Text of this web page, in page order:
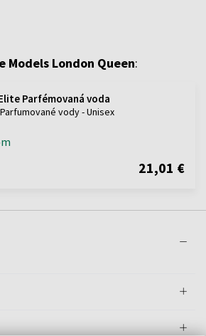
Models London Queen:
Parfémovaná voda
vody - Unisex
21,01 €